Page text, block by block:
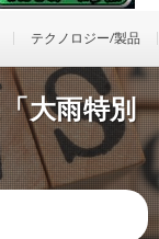
テクノロジー/製品
大雨特別